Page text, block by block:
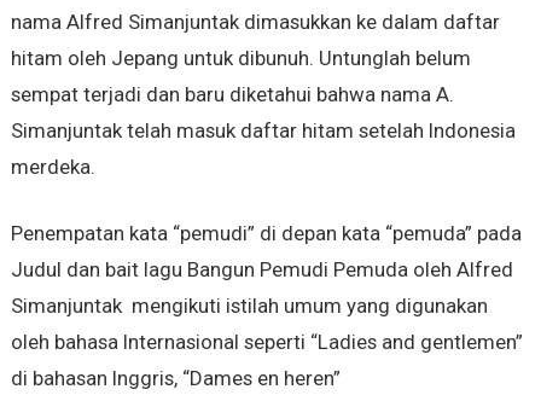
nama Alfred Simanjuntak dimasukkan ke dalam daftar
hitam oleh Jepang untuk dibunuh. Untunglah belum
sempat terjadi dan baru diketahui bahwa nama A.
Simanjuntak telah masuk daftar hitam setelah Indonesia
merdeka.
Penempatan kata “pemudi” di depan kata “pemuda” pada
Judul dan bait lagu Bangun Pemudi Pemuda oleh Alfred
Simanjuntak mengikuti istilah umum yang digunakan
oleh bahasa Internasional seperti “Ladies and gentlemen”
di bahasan Inggris, “Dames en heren”